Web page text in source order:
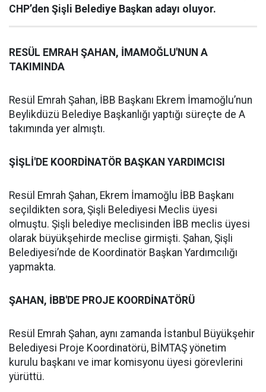
CHP’den Şişli Belediye Başkan adayı oluyor.
RESÜL EMRAH ŞAHAN, İMAMOĞLU'NUN A
TAKIMINDA
Resül Emrah Şahan, İBB Başkanı Ekrem İmamoğlu’nun
Beylikdüzü Belediye Başkanlığı yaptığı süreçte de A
takımında yer almıştı.
ŞİŞLİ'DE KOORDİNATÖR BAŞKAN YARDIMCISI
Resül Emrah Şahan, Ekrem İmamoğlu İBB Başkanı
seçildikten sora, Şişli Belediyesi Meclis üyesi
olmuştu. Şişli belediye meclisinden İBB meclis üyesi
olarak büyükşehirde meclise girmişti. Şahan, Şişli
Belediyesi’nde de Koordinatör Başkan Yardımcılığı
yapmakta.
ŞAHAN, İBB'DE PROJE KOORDİNATÖRÜ
Resül Emrah Şahan, aynı zamanda İstanbul Büyükşehir
Belediyesi Proje Koordinatörü, BİMTAŞ yönetim
kurulu başkanı ve imar komisyonu üyesi görevlerini
yürüttü.